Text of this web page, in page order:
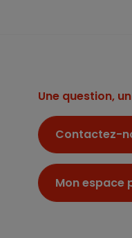
Une question,
Contactez-
Mon espace